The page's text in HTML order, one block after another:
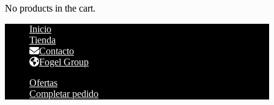
No products in the cart.
Inicio
Tienda
Contacto
Fogel Group
Ofertas
Completar pedido